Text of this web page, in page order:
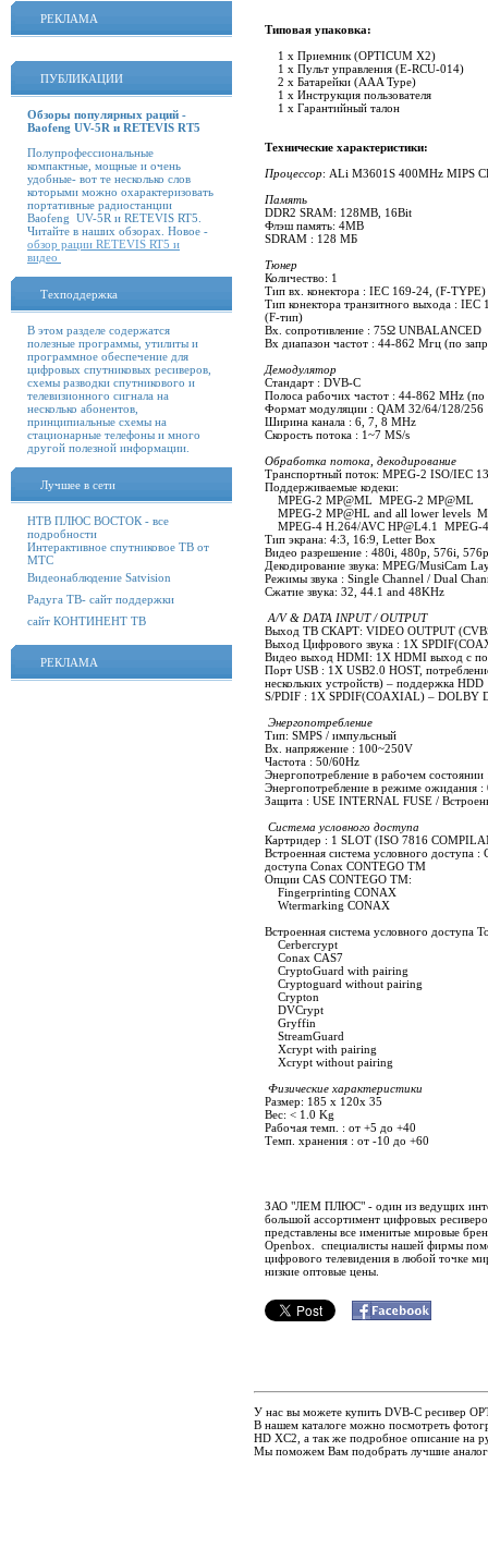
РЕКЛАМА
ПУБЛИКАЦИИ
Обзоры популярных раций -
Baofeng UV-5R и RETEVIS RT5
Полупрофессиональные
компактные, мощные и очень
удобные- вот те несколько слов
которыми можно охарактеризовать
портативные радиостанции
Baofeng UV-5R и RETEVIS RT5.
Читайте в наших обзорах. Новое -
обзор рации RETEVIS RT5 и
видео
Техподдержка
В этом разделе содержатся
полезные программы, утилиты и
программное обеспечение для
цифровых спутниковых ресиверов,
схемы разводки спутникового и
телевизионного сигнала на
несколько абонентов,
принципиальные схемы на
стационарные телефоны и много
другой полезной информации.
Лучшее в сети
НТВ ПЛЮС ВОСТОК - все
подробности
Интерактивное спутниковое ТВ от
МТС
Видеонаблюдение Satvision
Радуга ТВ- сайт поддержки
сайт КОНТИНЕНТ ТВ
РЕКЛАМА
Типовая упаковка:
1 x Приемник (OPTICUM X2)
1 x Пульт управления (E-RCU-014)
2 x Батарейки (AAA Type)
1 x Инструкция пользователя
1 x Гарантийный талон
Технические характеристики:
Процессор: ALi M3601S 400MHz MIPS
Память
DDR2 SRAM: 128MB, 16Bit
Флэш память: 4MB
SDRAM : 128 МБ
Тюнер
Количество: 1
Тип вх. конектора : IEC 169-24, (F-
Тип конектора транзитного выхода :
(F-тип)
Вх. сопротивление : 75Ω UNBALANCED
Вх диапазон частот : 44-862 Мгц (по
Демодулятор
Стандарт : DVB-С
Полоса рабочих частот : 44-862 MHz
Формат модуляции : QAM 32/64/128/256
Ширина канала : 6, 7, 8 MHz
Скорость потока : 1~7 MS/s
Обработка потока, декодирование
Транспортный поток: MPEG-2 ISO/IEC
Поддерживаемые кодеки:
MPEG-2 MP@ML MPEG-2 MP@ML
MPEG-2 MP@HL and all lower levels
MPEG-4 H.264/AVC HP@L4.1 MPEG-
Тип экрана: 4:3, 16:9, Letter Box
Видео разрешение : 480i, 480p, 576i,
Декодирование звука: MPEG/MusiCam
Режимы звука : Single Channel / Dual
Сжатие звука: 32, 44.1 and 48KHz
A/V & DATA INPUT / OUTPUT
Выход ТВ СКАРТ: VIDEO OUTPUT
Выход Цифрового звука : 1X
Видео выход HDMI: 1X HDMI выход с
Порт USB : 1X USB2.0 HOST,
нескольких устройств) – поддержка HDD
S/PDIF : 1X SPDIF(COAXIAL) – DOLBY
Энергопотребление
Тип: SMPS / импульсный
Вх. напряжение : 100~250V
Частота : 50/60Hz
Энергопотребление в рабочем
Энергопотребление в режиме ожидания :
Защита : USE INTERNAL FUSE /
Система условного доступа
Картридер : 1 SLOT (ISO 7816
Встроенная система условного доступа
доступа Conax CONTEGO TM
Опции CAS CONTEGO TM:
Fingerprinting CONAX
Wtermarking CONAX
Встроенная система условного доступа
Cerbercrypt
Conax CAS7
CryptoGuard with pairing
Cryptoguard without pairing
Crypton
DVCrypt
Gryffin
StreamGuard
Xcrypt with pairing
Xcrypt without pairing
Физические характеристики
Размер: 185 x 120x 35
Вес: < 1.0 Kg
Рабочая темп. : от +5 до +40
Темп. хранения : от -10 до +60
ЗАО "ЛЕМ ПЛЮС" - один из ведущих
большой ассортимент цифровых
представлены все именитые мировые
Openbox. специалисты нашей фирмы
цифрового телевидения в любой точке
низкие оптовые цены.
У нас вы можете купить DVB-C ресивер
В нашем каталоге можно посмотреть
HD XC2, а так же подробное описание на
Мы поможем Вам подобрать лучшие